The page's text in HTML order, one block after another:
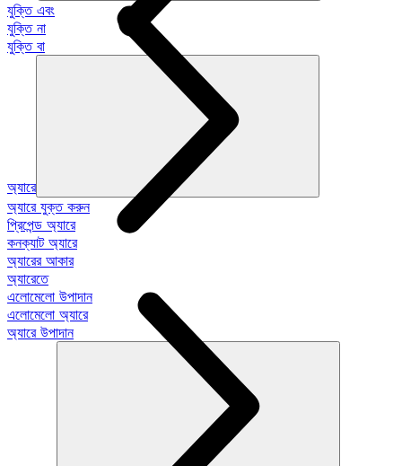
যুক্তি এবং
যুক্তি না
যুক্তি বা
অ্যারে
অ্যারে যুক্ত করুন
প্রিপেন্ড অ্যারে
কনক্যাট অ্যারে
অ্যারের আকার
অ্যারেতে
এলোমেলো উপাদান
এলোমেলো অ্যারে
অ্যারে উপাদান